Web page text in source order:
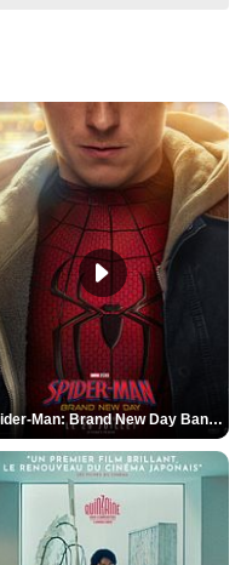
Spider-Man: Brand New Day Bande-annonce VO STFR